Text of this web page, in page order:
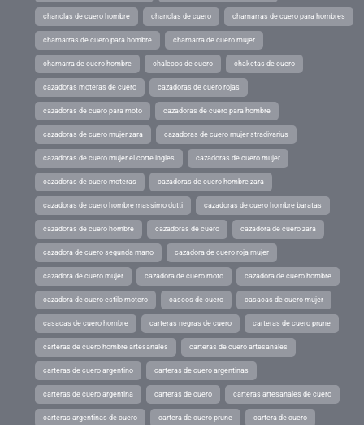
chanclas de cuero hombre chanclas de cuero chamarras de cuero para hombres
chamarras de cuero para hombre chamarra de cuero mujer
chamarra de cuero hombre chalecos de cuero chaketas de cuero
cazadoras moteras de cuero cazadoras de cuero rojas
cazadoras de cuero para moto cazadoras de cuero para hombre
cazadoras de cuero mujer zara cazadoras de cuero mujer stradivarius
cazadoras de cuero mujer el corte ingles cazadoras de cuero mujer
cazadoras de cuero moteras cazadoras de cuero hombre zara
cazadoras de cuero hombre massimo dutti cazadoras de cuero hombre baratas
cazadoras de cuero hombre cazadoras de cuero cazadora de cuero zara
cazadora de cuero segunda mano cazadora de cuero roja mujer
cazadora de cuero mujer cazadora de cuero moto cazadora de cuero hombre
cazadora de cuero estilo motero cascos de cuero casacas de cuero mujer
casacas de cuero hombre carteras negras de cuero carteras de cuero prune
carteras de cuero hombre artesanales carteras de cuero artesanales
carteras de cuero argentino carteras de cuero argentinas
carteras de cuero argentina carteras de cuero carteras artesanales de cuero
carteras argentinas de cuero cartera de cuero prune cartera de cuero